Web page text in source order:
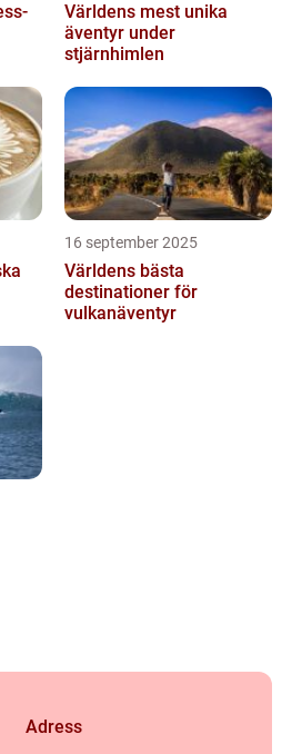
Världens mest unika
äventyr under
stjärnhimlen
16 september 2025
Världens bästa
destinationer för
vulkanäventyr
Adress